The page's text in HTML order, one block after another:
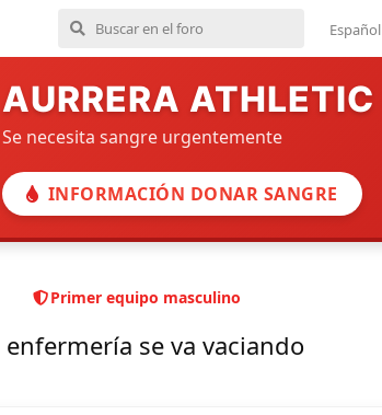
Español
AURRERA ATHLETIC
Se necesita sangre urgentemente
INFORMACIÓN DONAR SANGRE
Primer equipo masculino
enfermería se va vaciando